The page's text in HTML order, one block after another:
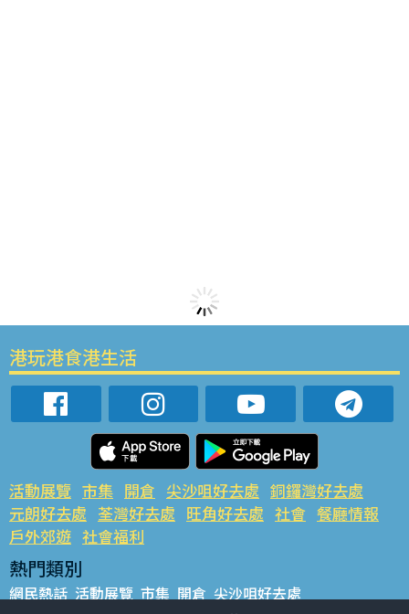
港玩港食港生活
活動展覽 市集 開倉 尖沙咀好去處 銅鑼灣好去處
元朗好去處 荃灣好去處 旺角好去處 社會 餐廳情報
戶外郊遊 社會福利
熱門類別
網民熱話 活動展覽 市集 開倉 尖沙咀好去處